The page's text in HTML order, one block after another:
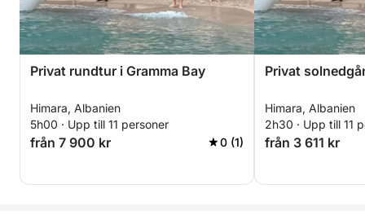
Privat rundtur i Gramma Bay
Himara, Albanien
5h00 · Upp till 11 personer
från 7 900 kr 0 (1)
Privat
Himara, Albanien
2h30 · Upp till 11
från 3 611 kr